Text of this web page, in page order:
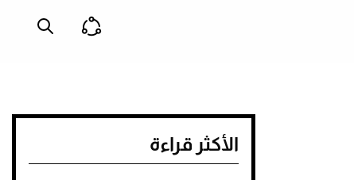
الأكثر قراءة